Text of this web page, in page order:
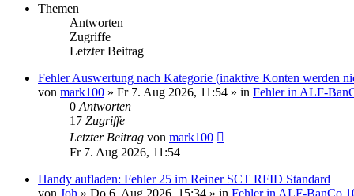
Themen
Antworten
Zugriffe
Letzter Beitrag
Fehler Auswertung nach Kategorie (inaktive Konten werden
von mark100 » Fr 7. Aug 2026, 11:54 » in Fehler in ALF-
0 Antworten
17 Zugriffe
Letzter Beitrag von mark100
Fr 7. Aug 2026, 11:54
Handy aufladen: Fehler 25 im Reiner SCT RFID Standard
von Joh » Do 6. Aug 2026, 15:34 » in Fehler in ALF-BanCo